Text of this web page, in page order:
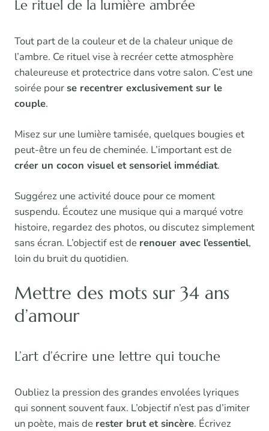
Le rituel de la lumière ambrée
Tout part de la couleur et de la chaleur unique de
l’ambre. Ce rituel vise à recréer cette atmosphère
chaleureuse et protectrice dans votre salon. C’est une
soirée pourse recentrer exclusivement sur le
couple.
Misez sur une lumière tamisée, quelques bougies et
peut-être un feu de cheminée. L’important est de
créer un cocon visuel et sensoriel immédiat.
Suggérez une activité douce pour ce moment
suspendu. Écoutez une musique qui a marqué votre
histoire, regardez des photos, ou discutez simplement
sans écran. L’objectif est de renouer avec l’essentiel,
loin du bruit du quotidien.
Mettre des mots sur 34 ans
d’amour
L’art d’écrire une lettre qui touche
Oubliez la pression des grandes envolées lyriques
qui sonnent souvent faux. L’objectif n’est pas d’imiter
un poète, mais de rester brut et sincère. Écrivez